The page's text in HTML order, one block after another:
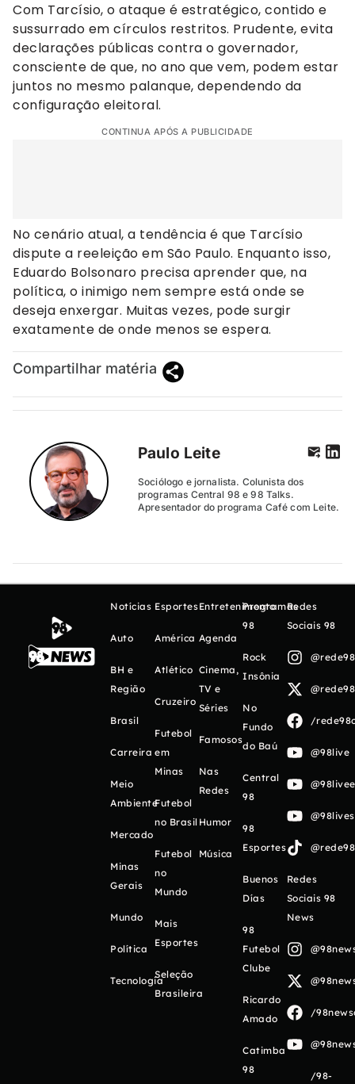
Com Tarcísio, o ataque é estratégico, contido e
sussurrado em círculos restritos. Prudente, evita
declarações públicas contra o governador,
consciente de que, no ano que vem, podem estar
juntos no mesmo palanque, dependendo da
configuração eleitoral.
CONTINUA APÓS A PUBLICIDADE
No cenário atual, a tendência é que Tarcísio
dispute a reeleição em São Paulo. Enquanto isso,
Eduardo Bolsonaro precisa aprender que, na
política, o inimigo nem sempre está onde se
deseja enxergar. Muitas vezes, pode surgir
exatamente de onde menos se espera.
Compartilhar matéria
Paulo Leite
Sociólogo e jornalista. Colunista dos
programas Central 98 e 98 Talks.
Apresentador do programa Café com Leite.
Notícias
Auto
BH e
Região
Brasil
Carreira
Meio
Ambiente
Mercado
Minas
Gerais
Mundo
Política
Tecnologia
Esportes
América
Atlético
Cruzeiro
Futebol
em
Minas
Futebol
no Brasil
Futebol
no
Mundo
Mais
Esportes
Seleção
Brasileira
Entretenimento
Agenda
Cinema,
TV e
Séries
Famosos
Nas
Redes
Humor
Música
Programas
98
Rock
Insônia
No
Fundo
do Baú
Central
98
98
Esportes
Buenos
Días
98
Futebol
Clube
Ricardo
Amado
Catimba
98
Redes
Sociais 98
/
@98live
Redes
Sociais 98
News
/
/98-